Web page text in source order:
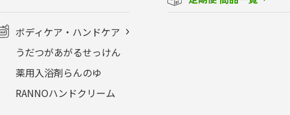
ボディケア・ハンドケア
うだつがあがるせっけん
薬用入浴剤らんのゆ
RANNOハンドクリーム